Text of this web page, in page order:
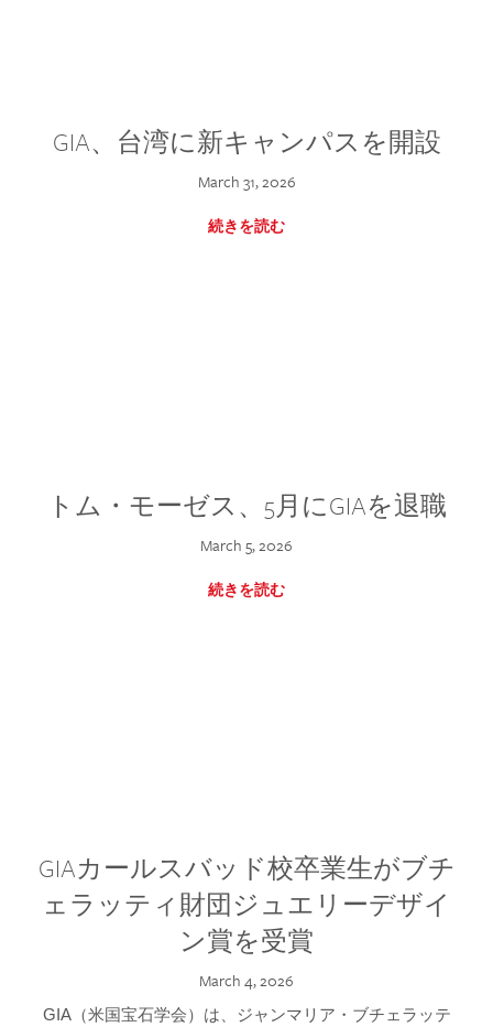
GIA、台湾に新キャンパスを開設
March 31, 2026
続きを読む
トム・モーゼス、5月にGIAを退職
March 5, 2026
続きを読む
GIAカールスバッド校卒業生がブチ
ェラッティ財団ジュエリーデザイ
ン賞を受賞
March 4, 2026
GIA（米国宝石学会）は、ジャンマリア・ブチェラッテ